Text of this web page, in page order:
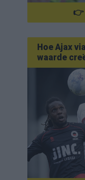
👉
Hoe Ajax
waarde